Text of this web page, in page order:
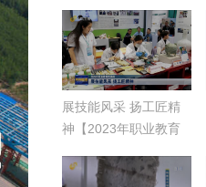
展技能风采 扬工匠精
神【2023年职业教育